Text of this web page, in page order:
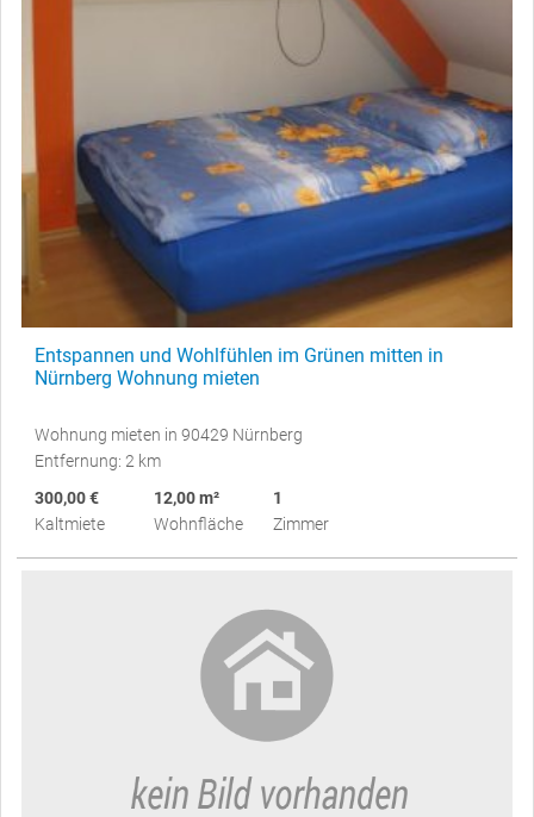
Entspannen und Wohlfühlen im Grünen mitten in
Nürnberg Wohnung mieten
Wohnung mieten in 90429 Nürnberg
Entfernung: 2 km
300,00 €
Kaltmiete
12,00 m²
Wohnfläche
1
Zimmer